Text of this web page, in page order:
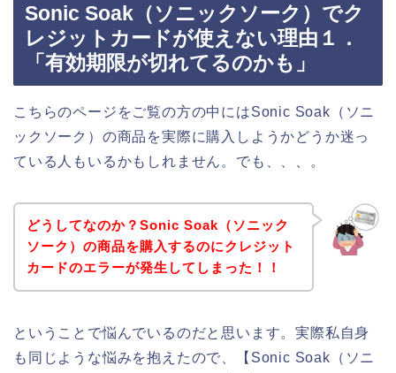
Sonic Soak（ソニックソーク）でク
レジットカードが使えない理由１．
「有効期限が切れてるのかも」
こちらのページをご覧の方の中にはSonic Soak（ソニ
ックソーク）の商品を実際に購入しようかどうか迷っ
ている人もいるかもしれません。でも、、、。
どうしてなのか？Sonic Soak（ソニック
ソーク）の商品を購入するのにクレジット
カードのエラーが発生してしまった！！
ということで悩んでいるのだと思います。実際私自身
も同じような悩みを抱えたので、【Sonic Soak（ソニ